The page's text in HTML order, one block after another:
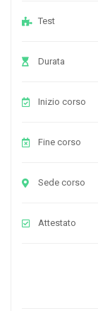
Test
Durata
Inizio corso
Fine corso
Sede corso
Attestato